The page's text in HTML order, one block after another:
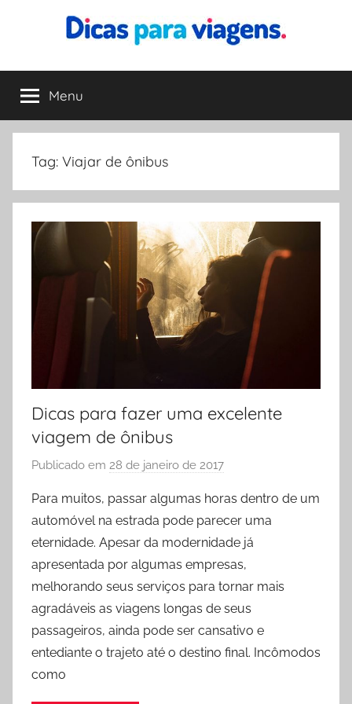
conteúdo
Dicas
para
Viagens
melhor
dica
para
Menu
Tag: Viajar de ônibus
Dicas para fazer uma excelente
viagem de ônibus
Publicado em 28 de janeiro de 2017
r
L
a
r
y
s
s
a
Para muitos, passar algumas horas dentro de um
automóvel na estrada pode parecer uma
eternidade. Apesar da modernidade já
apresentada por algumas empresas,
melhorando seus serviços para tornar mais
agradáveis as viagens longas de seus
passageiros, ainda pode ser cansativo e
entediante o trajeto até o destino final. Incômodos
como